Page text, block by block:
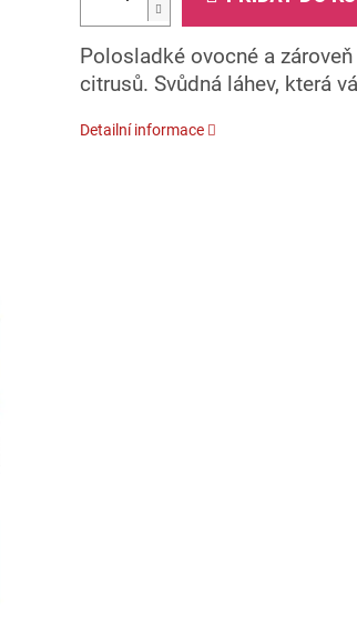
Polosladké ovocné a
citrusů. Svůdná láhev, která
Detailní informace